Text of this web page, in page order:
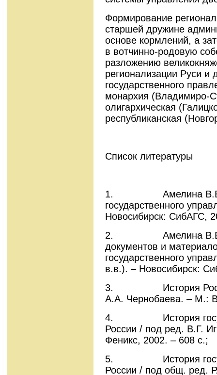
Формирование
старшей дружине
основе кормлений, а
в вотчинно-родовую
разложению
регионализации Руси
государственного
монархия (Владимиро-
олигархическая
республиканская
Список литературы
1. Амелина В.В.,
государственного
Новосибирск: СибАГС,
2. Амелина В.В.,
документов и
государственного
в.в.). – Новосибирск:
3. История
А.А. Чернобаева. – М.:
4. История
России / под ред. В.Г.
Феникс, 2002. – 608 с.;
5. История
России / под общ. ред.